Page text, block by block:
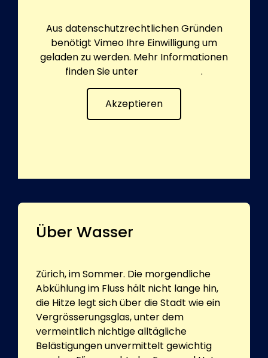
Aus datenschutzrechtlichen Gründen
benötigt Vimeo Ihre Einwilligung um
geladen zu werden. Mehr Informationen
finden Sie unter
.
Akzeptieren
Über Wasser
Zürich, im Sommer. Die morgendliche
Abkühlung im Fluss hält nicht lange hin,
die Hitze legt sich über die Stadt wie ein
Vergrösserungsglas, unter dem
vermeintlich nichtige alltägliche
Belästigungen unvermittelt gewichtig